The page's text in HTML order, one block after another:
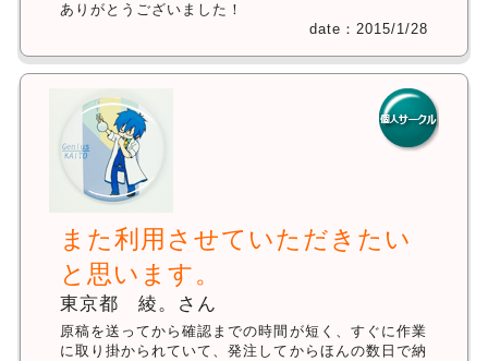
ありがとうございました！
date：2015/1/28
また利用させていただきたい
と思います。
東京都 綾。さん
原稿を送ってから確認までの時間が短く、すぐに作業
に取り掛かられていて、発注してからほんの数日で納